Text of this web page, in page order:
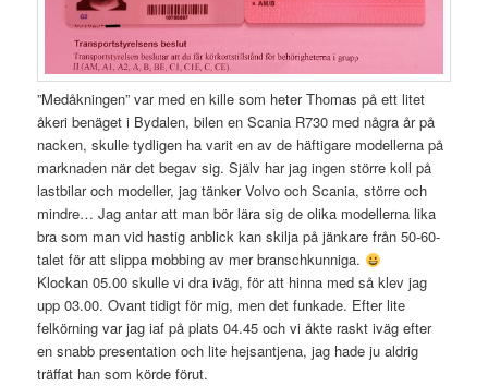
”Medåkningen” var med en kille som heter Thomas på ett litet
åkeri benäget i Bydalen, bilen en Scania R730 med några år på
nacken, skulle tydligen ha varit en av de häftigare modellerna på
marknaden när det begav sig. Själv har jag ingen större koll på
lastbilar och modeller, jag tänker Volvo och Scania, större och
mindre… Jag antar att man bör lära sig de olika modellerna lika
bra som man vid hastig anblick kan skilja på jänkare från 50-60-
talet för att slippa mobbing av mer branschkunniga.
Klockan 05.00 skulle vi dra iväg, för att hinna med så klev jag
upp 03.00. Ovant tidigt för mig, men det funkade. Efter lite
felkörning var jag iaf på plats 04.45 och vi åkte raskt iväg efter
en snabb presentation och lite hejsantjena, jag hade ju aldrig
träffat han som körde förut.